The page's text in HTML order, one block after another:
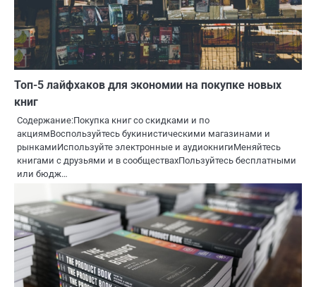
Топ-5 лайфхаков для экономии на покупке новых
книг
Содержание:Покупка книг со скидками и по
акциямВоспользуйтесь букинистическими магазинами и
рынкамиИспользуйте электронные и аудиокнигиМеняйтесь
книгами с друзьями и в сообществахПользуйтесь бесплатными
или бюдж…